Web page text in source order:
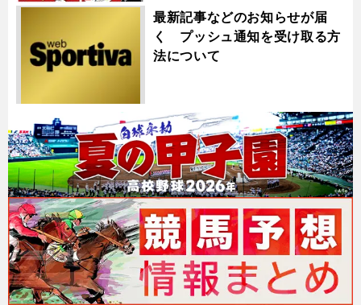
最新記事などのお知らせが届
く プッシュ通知を受け取る方
法について